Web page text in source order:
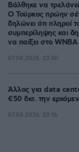
Βάλθηκε να
Ο Τούρκος πρώην
δηλώνει ότι πληροί
συμπερίληψης και
να παίξει στο WNBA
07.08.2026, 23:30
Άλλος για data
€50 δισ. την
07.08.2026, 20:16